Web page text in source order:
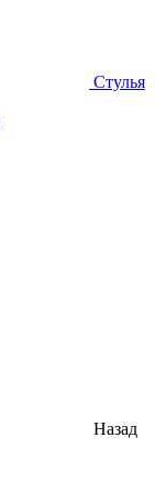
Стулья
Назад